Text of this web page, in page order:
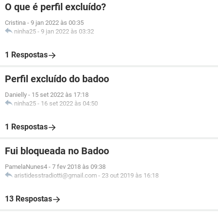
O que é perfil excluído?
Cristina - 9 jan 2022 às 00:35
ninha25 - 9 jan 2022 às 03:32
1 Respostas
Perfil excluído do badoo
Danielly - 15 set 2022 às 17:18
ninha25 - 16 set 2022 às 04:50
1 Respostas
Fui bloqueada no Badoo
PamelaNunes4 - 7 fev 2018 às 09:38
aristidesstradiotti@gmail.com - 23 out 2019 às 16:18
13 Respostas